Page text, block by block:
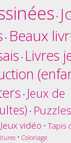
•
• Beaux
• Livres
• Jeux de
• Puzzles
Jeux vidéo • Tapis
• Coloriage